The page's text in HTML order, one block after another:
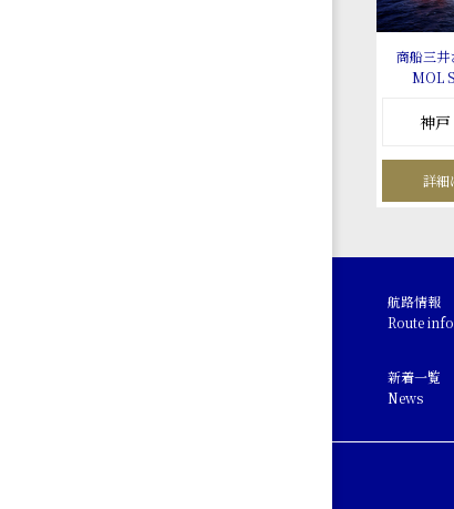
商船三井
MOL
神
詳細
航路情報
Route
新着一覧
News